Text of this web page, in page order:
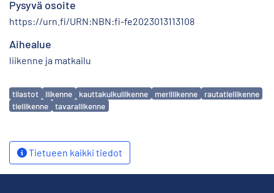
Pysyvä osoite
https://urn.fi/URN:NBN:fi-fe2023013113108
Aihealue
liikenne ja matkailu
Avainsanat
tilastot liikenne kauttakulkuliikenne meriliikenne
rautatieliikenne
tieliikenne
tavaraliikenne
Tietueen kaikki tiedot